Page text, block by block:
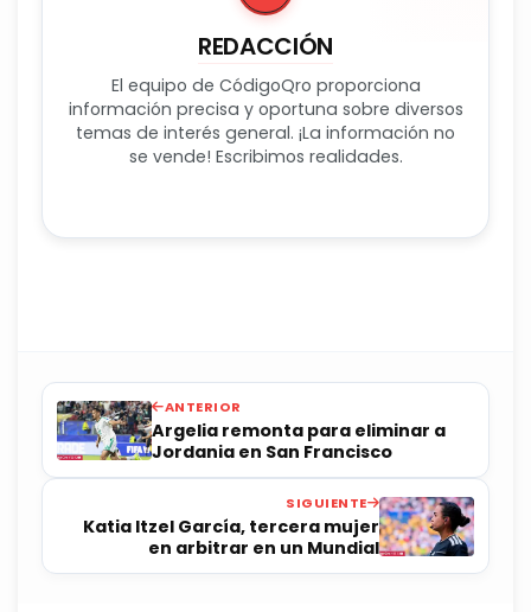
REDACCIÓN
El equipo de CódigoQro proporciona
información precisa y oportuna sobre diversos
temas de interés general. ¡La información no
se vende! Escribimos realidades.
ANTERIOR
Argelia remonta para eliminar a
Jordania en San Francisco
SIGUIENTE
Katia Itzel García, tercera mujer
en arbitrar en un Mundial